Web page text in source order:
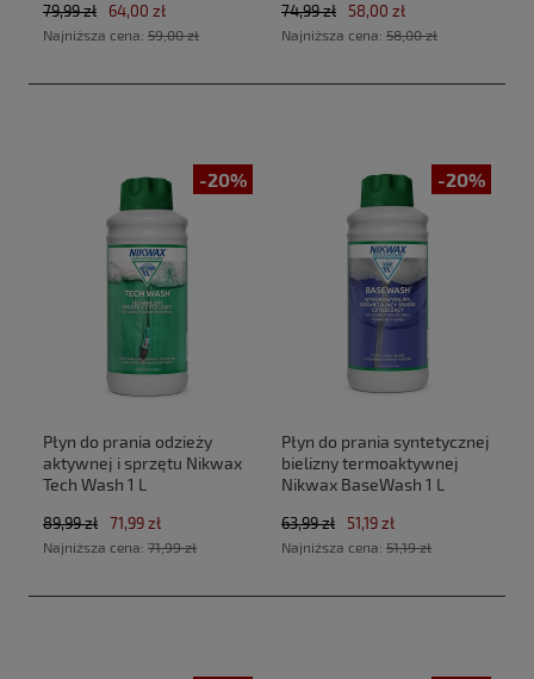
79,99 zł 64,00 zł
Najniższa cena: 59,00 zł
74,99 zł 58,00 zł
Najniższa cena: 58,00 zł
-20%
Płyn do prania odzieży
aktywnej i sprzętu Nikwax
Tech Wash 1 L
89,99 zł 71,99 zł
Najniższa cena: 71,99 zł
-20%
Płyn do prania syntetycznej
bielizny termoaktywnej
Nikwax BaseWash 1 L
63,99 zł 51,19 zł
Najniższa cena: 51,19 zł